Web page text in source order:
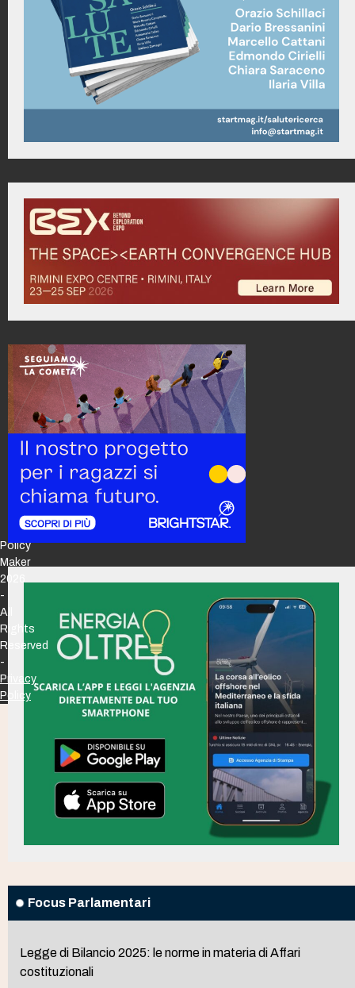
Focus Parlamentari
Legge di Bilancio 2025: le norme in materia di Affari
costituzionali
Policy
Maker
2026
-
All
Rights
Reserved
-
Privacy
Policy